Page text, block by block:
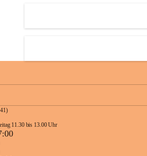
11.30 bis 13.00 Uhr